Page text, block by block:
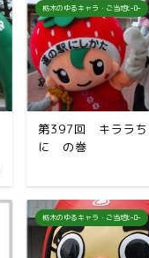
栃木のゆるキャラ・ご当地ﾋｰﾛｰ
第397回 キララち
に の巻
栃木のゆるキャラ・ご当地ﾋｰﾛｰ